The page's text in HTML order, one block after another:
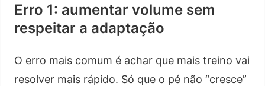
Erro 1: aumentar volume sem
respeitar a adaptação
O erro mais comum é achar que mais treino vai
resolver mais rápido. Só que o pé não “cresce”